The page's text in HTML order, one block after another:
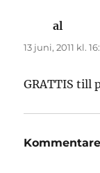
al
13 juni, 2011 kl.
GRATTIS till